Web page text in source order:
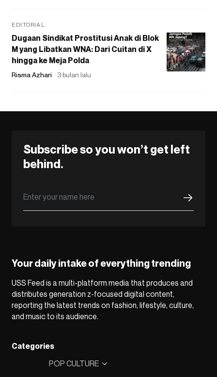
EDITORIAL
Dugaan Sindikat Prostitusi Anak di Blok
M yang Libatkan WNA: Dari Cuitan di X
hingga ke Meja Polda
Risma Azhari 3 bulan lalu
Subscribe so you won’t get left
behind.
Your daily intake of everything trending
USS Feed is a multi-platform media that produces and
distributes generation z-focused digital content,
reporting the latest trends on fashion, lifestyle, culture,
and music to its audience.
Categories
POP CULTURE